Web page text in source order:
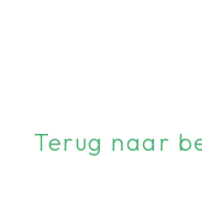
Terug naar